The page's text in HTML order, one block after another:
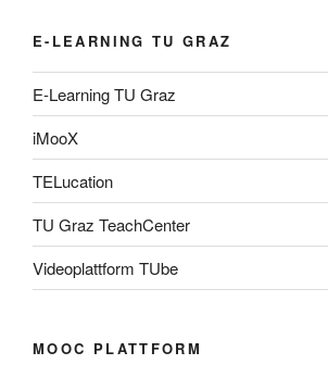
E-LEARNING TU GRAZ
E-Learning TU Graz
iMooX
TELucation
TU Graz TeachCenter
Videoplattform TUbe
MOOC PLATTFORM